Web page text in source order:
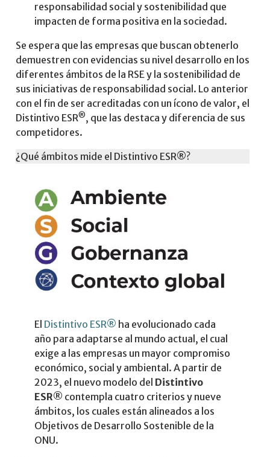
responsabilidad social y sostenibilidad que
impacten de forma positiva en la sociedad.
Se espera que las empresas que buscan obtenerlo
demuestren con evidencias su nivel desarrollo en los
diferentes ámbitos de la RSE y la sostenibilidad de
sus iniciativas de responsabilidad social. Lo anterior
con el fin de ser acreditadas con un ícono de valor, el
Distintivo ESR®, que las destaca y diferencia de sus
competidores.
¿Qué ámbitos mide el Distintivo ESR®?
El Distintivo ESR® ha evolucionado cada
año para adaptarse al mundo actual, el cual
exige a las empresas un mayor compromiso
económico, social y ambiental. A partir de
2023, el nuevo modelo del Distintivo
ESR® contempla cuatro criterios y nueve
ámbitos, los cuales están alineados a los
Objetivos de Desarrollo Sostenible de la
ONU.